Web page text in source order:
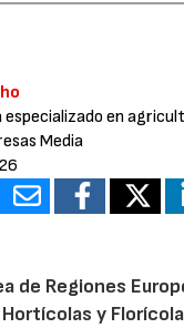
especializado en
Media
de Regiones
y